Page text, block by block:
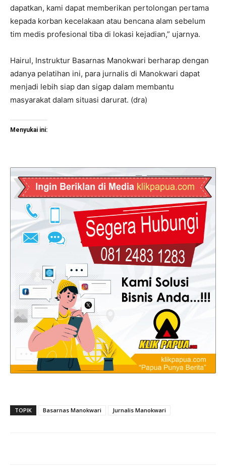
dapatkan, kami dapat memberikan pertolongan pertama
kepada korban kecelakaan atau bencana alam sebelum
tim medis profesional tiba di lokasi kejadian,” ujarnya.
Hairul, Instruktur Basarnas Manokwari berharap dengan
adanya pelatihan ini, para jurnalis di Manokwari dapat
menjadi lebih siap dan sigap dalam membantu
masyarakat dalam situasi darurat. (dra)
Menyukai ini:
TOPIK Basarnas Manokwari Jurnalis Manokwari